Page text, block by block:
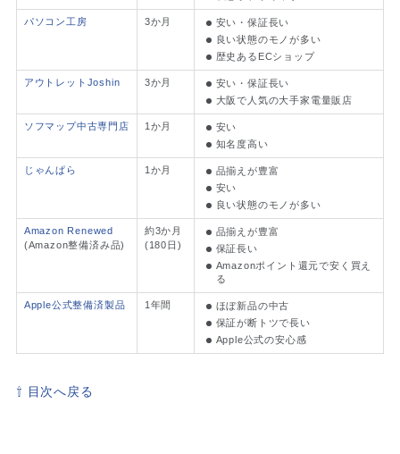
パソコン工房 3か月
安い・保証長い
良い状態のモノが多い
歴史あるECショップ
アウトレットJoshin 3か月
安い・保証長い
大阪で人気の大手家電量販店
ソフマップ中古専門店 1か月
安い
知名度高い
じゃんぱら 1か月
品揃えが豊富
安い
良い状態のモノが多い
Amazon Renewed
(Amazon整備済み品)
約3か月
(180日)
品揃えが豊富
保証長い
Amazonポイント還元で安く買え
る
Apple公式整備済製品 1年間
ほぼ新品の中古
保証が断トツで長い
Apple公式の安心感
⇧ 目次へ戻る